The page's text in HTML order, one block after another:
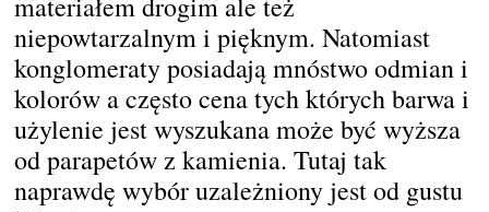
niepowtarzalnym i pięknym. Natomiast
konglomeraty posiadają mnóstwo odmian i
kolorów a często cena tych których barwa i
użylenie jest wyszukana może być wyższa
od parapetów z kamienia. Tutaj tak
naprawdę wybór uzależniony jest od gustu